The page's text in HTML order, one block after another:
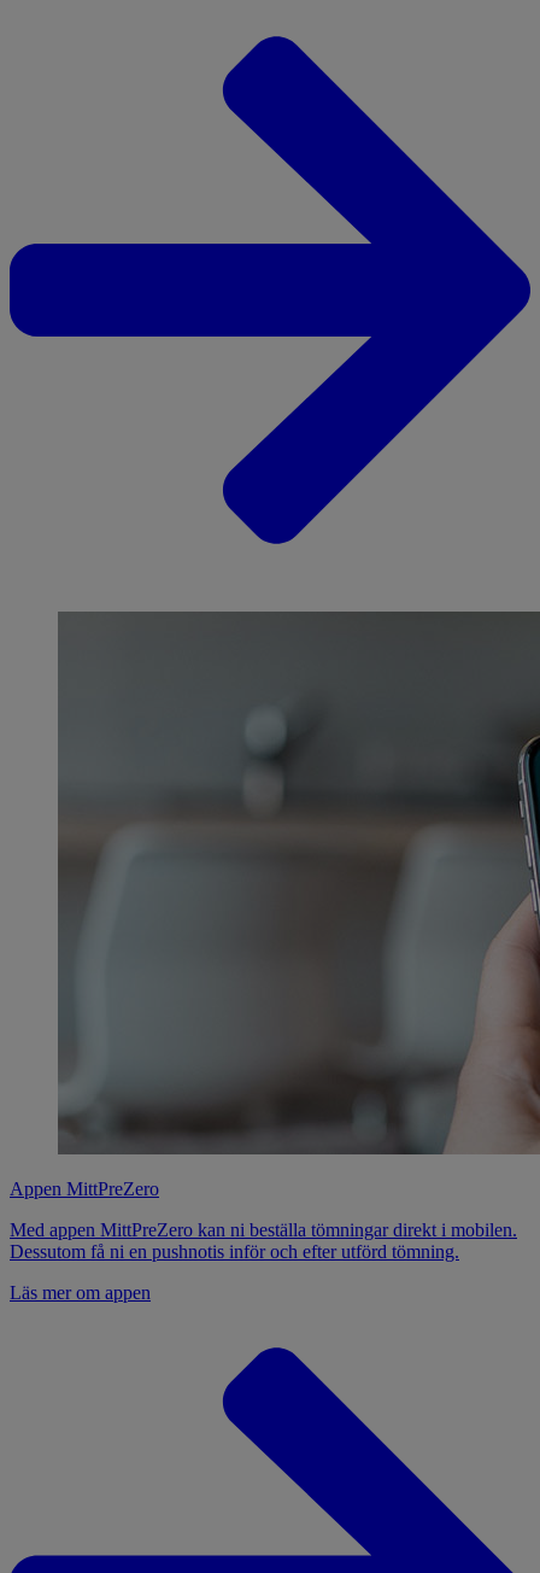
Appen MittPreZero
Med appen MittPreZero kan ni beställa tömningar direkt i mobilen.
Dessutom få ni en pushnotis inför och efter utförd tömning.
Läs mer om appen